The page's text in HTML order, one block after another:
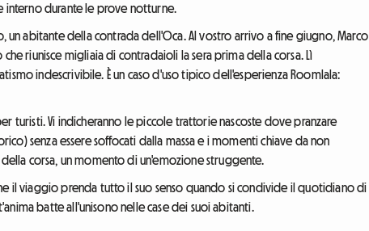
interno durante le prove notturne.
un abitante della contrada dell'Oca. Al vostro arrivo a fine giugno, Marco
riunisce migliaia di contradaioli la sera prima della corsa. Lì
indescrivibile. È un caso d'uso tipico dell'esperienza Roomlala:
Vi indicheranno le piccole trattorie nascoste dove pranzare
senza essere soffocati dalla massa e i momenti chiave da non
corsa, un momento di un'emozione struggente.
il viaggio prenda tutto il suo senso quando si condivide il quotidiano di
batte all'unisono nelle case dei suoi abitanti.